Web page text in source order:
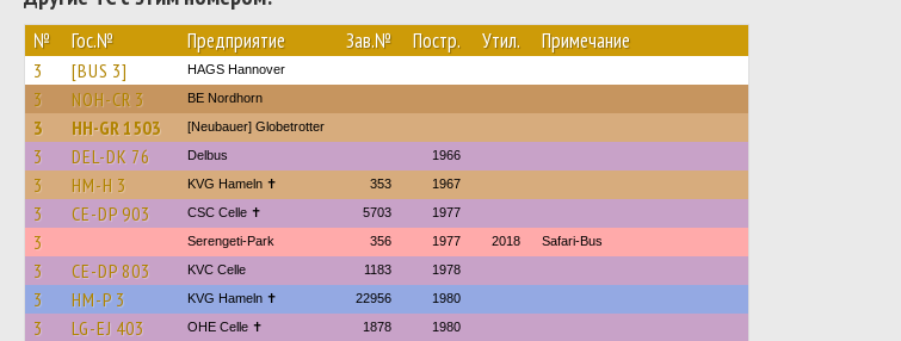
№ Гос.№ Предприятие Зав.№ Постр. Утил. Примечание
3 [BUS 3] HAGS Hannover
3 NOH-CR 3 BE Nordhorn
3 HH-GR 1503 [Neubauer] Globetrotter
3 DEL-DK 76 Delbus 1966
3 HM-H 3 KVG Hameln ✝ 353 1967
3 CE-DP 903 CSC Celle ✝ 5703 1977
3 Serengeti-Park 356 1977 2018 Safari-Bus
3 CE-DP 803 KVC Celle 1183 1978
3 HM-P 3 KVG Hameln ✝ 22956 1980
3 LG-EJ 403 OHE Celle ✝ 1878 1980